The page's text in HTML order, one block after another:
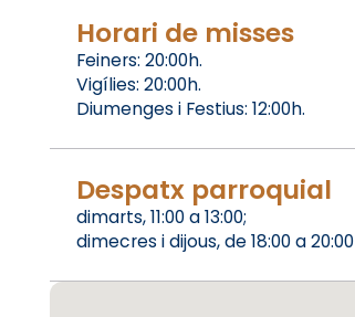
Horari de misses
Feiners: 20:00h.
Vigílies: 20:00h.
Diumenges i Festius: 12:00h.
Despatx parroquial
dimarts, 11:00 a 13:00;
dimecres i dijous, de 18:00 a 20:00